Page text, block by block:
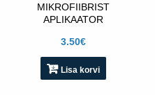
MIKROFIIBRIST
APLIKAATOR
3.50€
Lisa korvi